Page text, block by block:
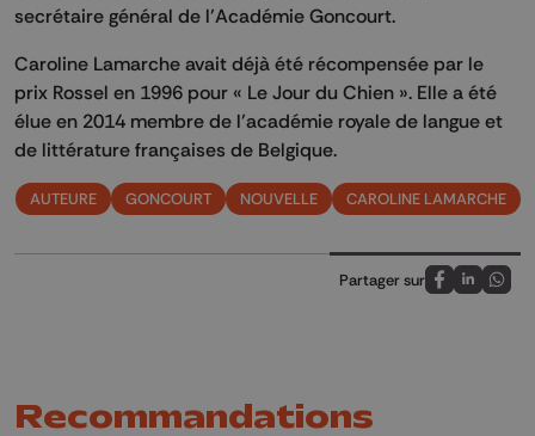
secrétaire général de l’Académie Goncourt.
Caroline Lamarche avait déjà été récompensée par le
prix Rossel en 1996 pour « Le Jour du Chien ». Elle a été
élue en 2014 membre de l’académie royale de langue et
de littérature françaises de Belgique.
AUTEURE GONCOURT NOUVELLE CAROLINE LAMARCHE
Partager sur
Partagez sur
Partagez
Recommandations